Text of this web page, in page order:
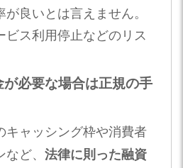
良いとは言えません。
ビス利用停止などのリス
が必要な場合は正規の手
キャッシング枠や消費者
ど、 法律に則った融資